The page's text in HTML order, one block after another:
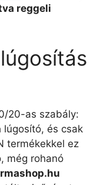
reggeli
20-as szabály:
lúgosító, és csak
termékekkel ez
még rohanó